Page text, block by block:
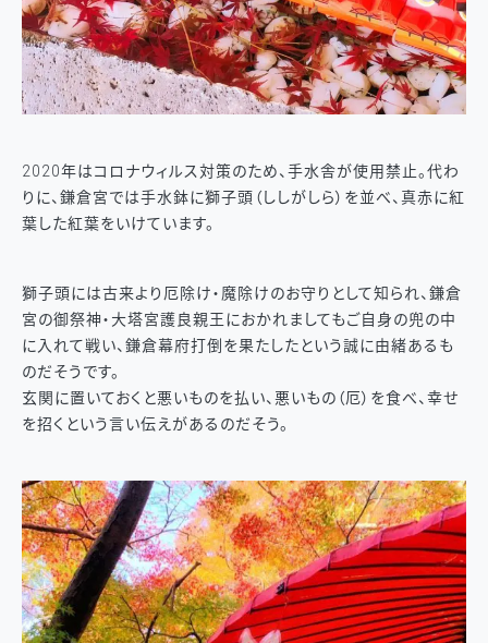
2020年はコロナウィルス対策のため、手水舎が使用禁止。代わ
りに、鎌倉宮では手水鉢に獅子頭（ししがしら）を並べ、真赤に紅
葉した紅葉をいけています。
獅子頭には古来より厄除け・魔除けのお守りとして知られ、鎌倉
宮の御祭神・大塔宮護良親王におかれましてもご自身の兜の中
に入れて戦い、鎌倉幕府打倒を果たしたという誠に由緒あるも
のだそうです。
玄関に置いておくと悪いものを払い、悪いもの（厄）を食べ、幸せ
を招くという言い伝えがあるのだそう。